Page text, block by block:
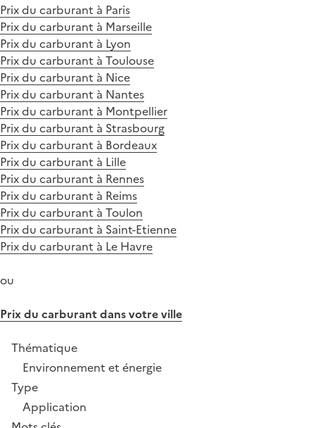
Prix du carburant à Paris
Prix du carburant à Marseille
Prix du carburant à Lyon
Prix du carburant à Toulouse
Prix du carburant à Nice
Prix du carburant à Nantes
Prix du carburant à Montpellier
Prix du carburant à Strasbourg
Prix du carburant à Bordeaux
Prix du carburant à Lille
Prix du carburant à Rennes
Prix du carburant à Reims
Prix du carburant à Toulon
Prix du carburant à Saint-Etienne
Prix du carburant à Le Havre
ou
Prix du carburant dans votre ville
Thématique
Environnement et énergie
Type
Application